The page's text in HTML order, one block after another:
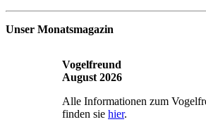
Unser Monatsmagazin
Vogelfreund
August 2026
Alle Informationen zum
finden sie hier.